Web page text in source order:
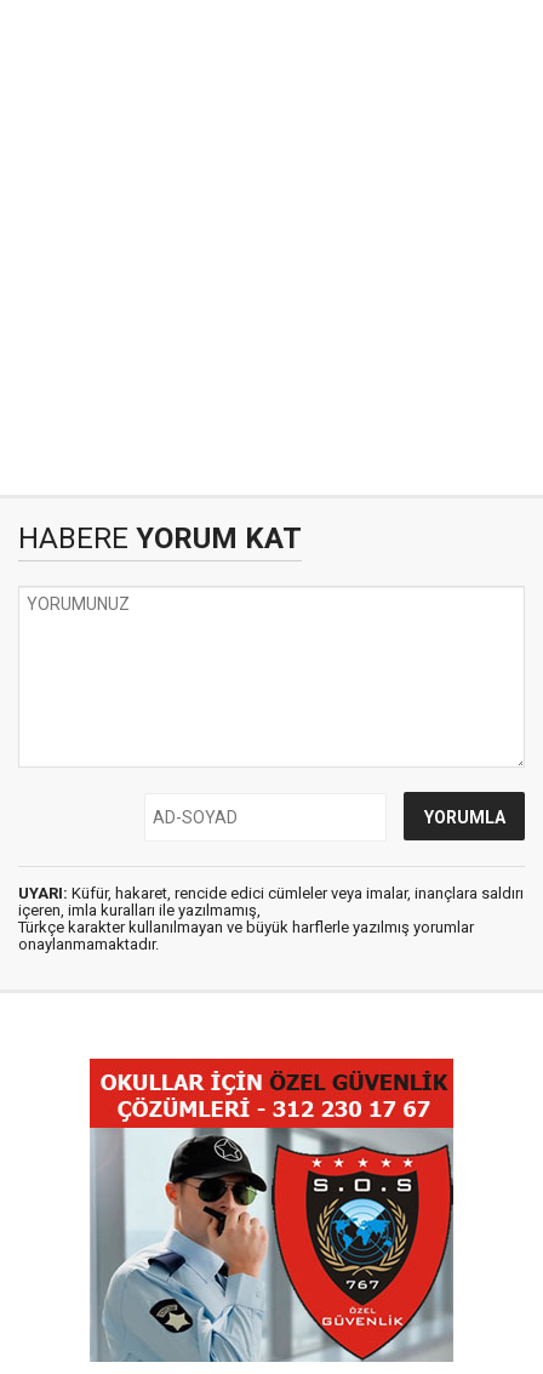
HABERE YORUM KAT
UYARI: Küfür, hakaret, rencide edici cümleler veya imalar, inançlara saldırı
içeren, imla kuralları ile yazılmamış,
Türkçe karakter kullanılmayan ve büyük harflerle yazılmış yorumlar
onaylanmamaktadır.